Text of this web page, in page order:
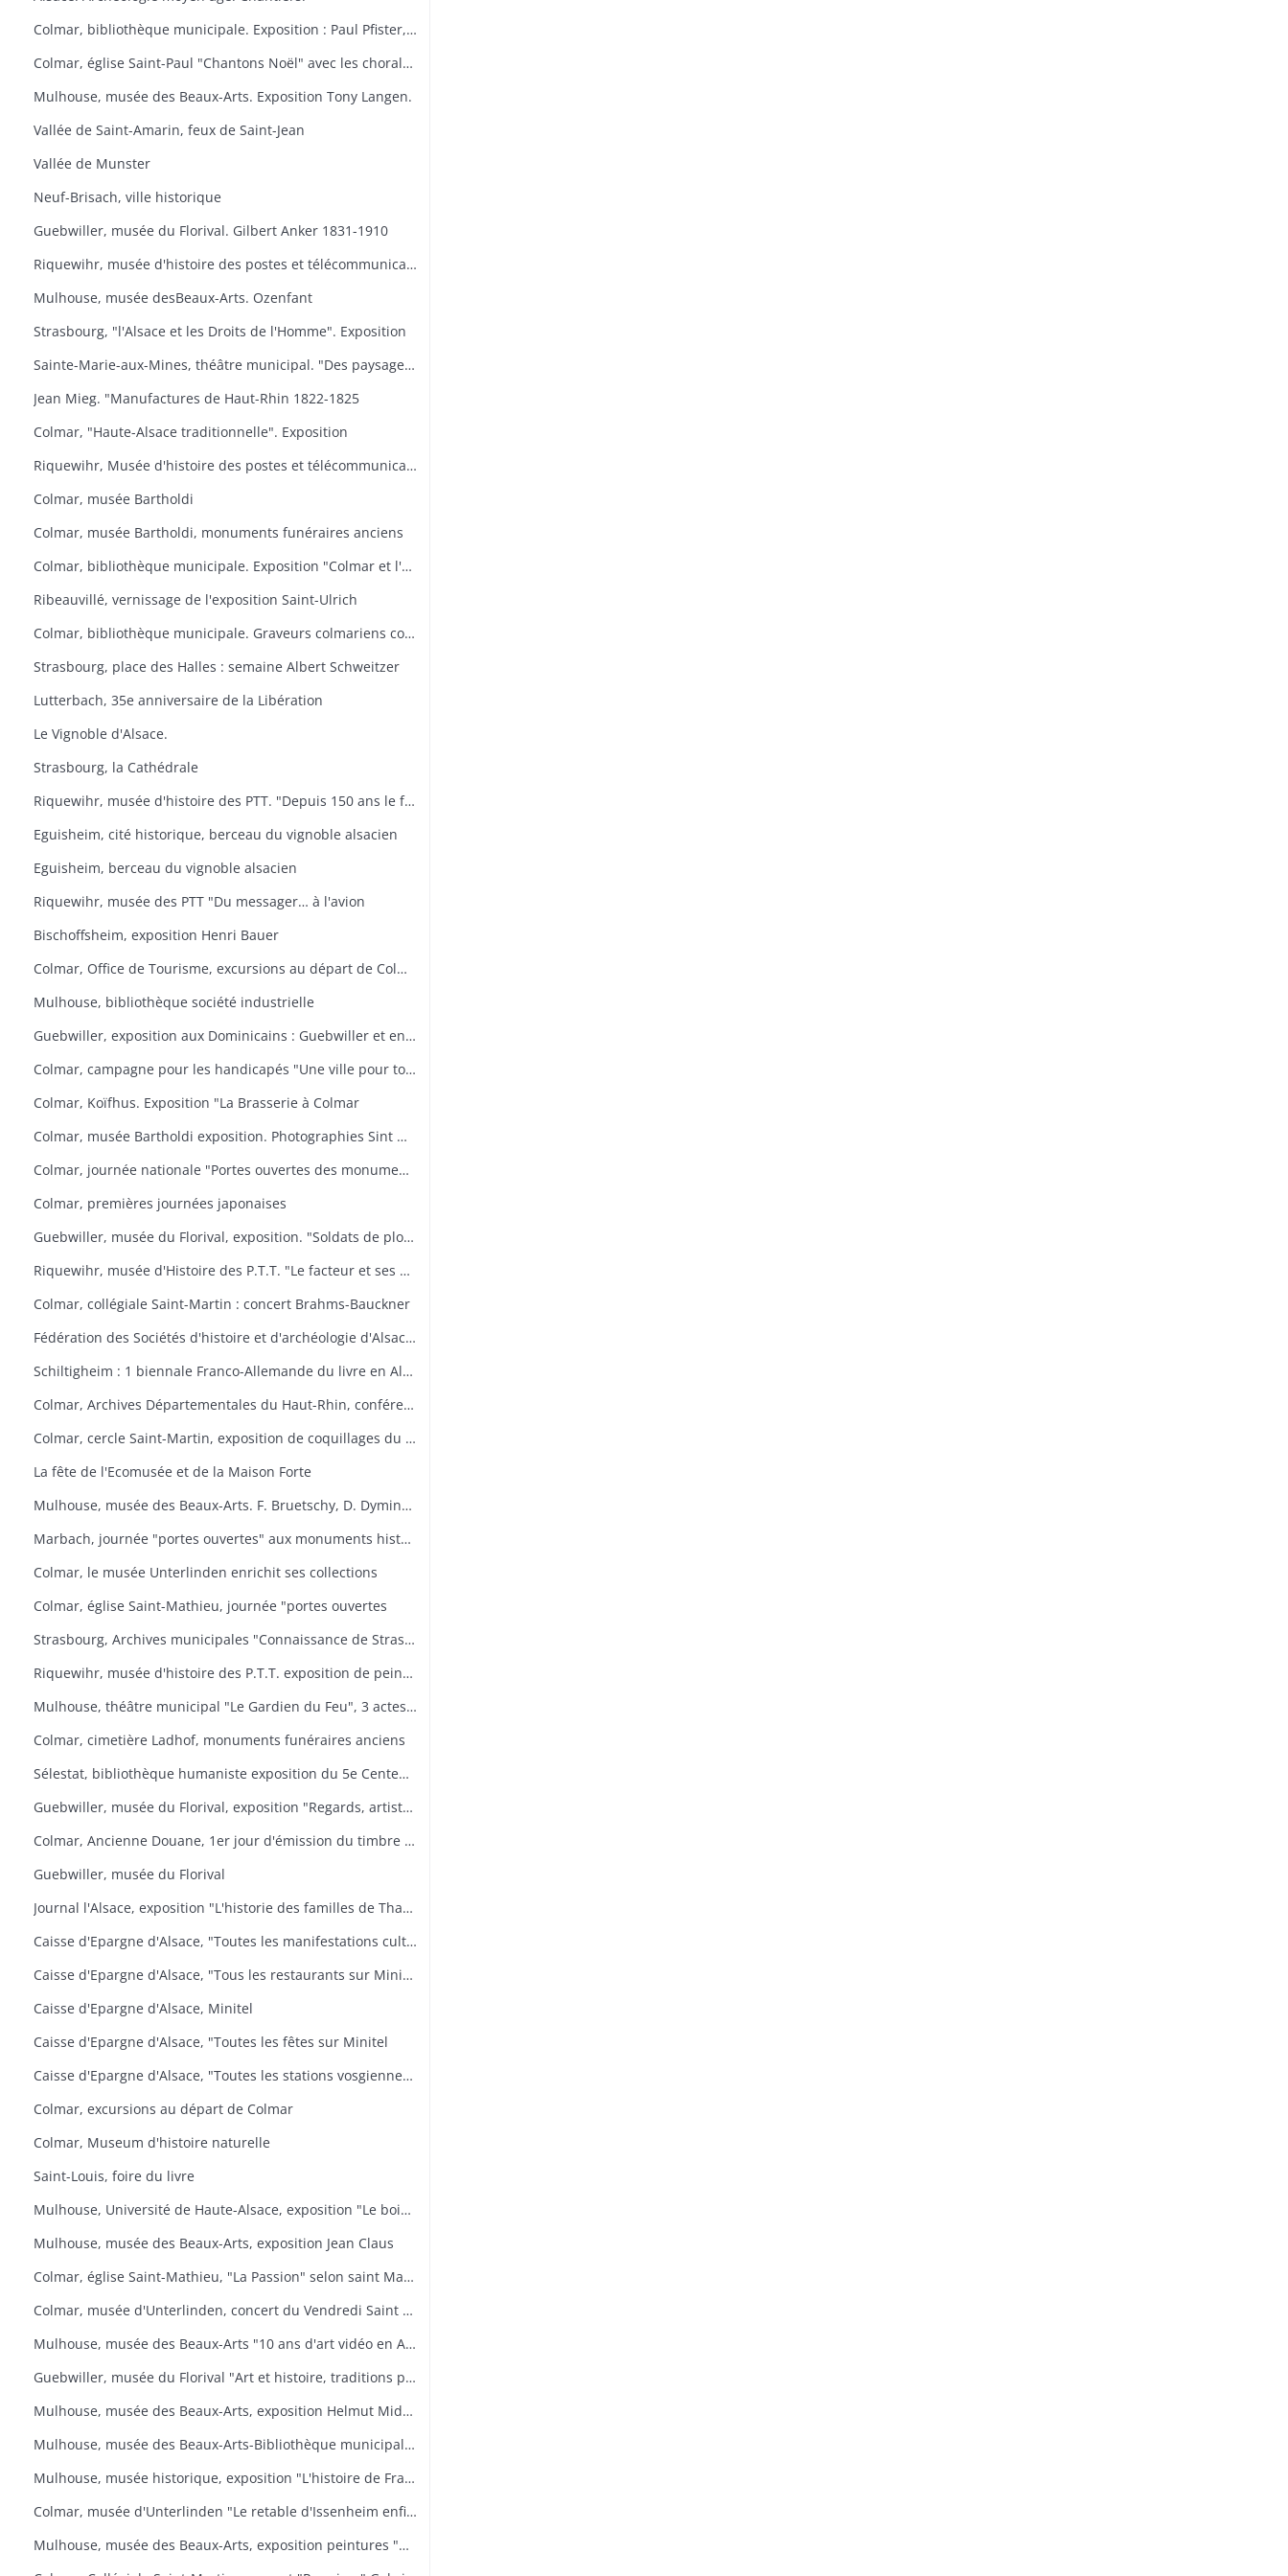
Colmar, bibliothèque municipale. Exposition : Paul Pfister, ex-libris e travaux littéraires.
Colmar, église Saint-Paul "Chantons Noël" avec les chorales "A Cœur Joie" de Colmar, la cantilene, la chanterie de l'école nationale de musique et les chorales scolaires d'Ingersheim.
Mulhouse, musée des Beaux-Arts. Exposition Tony Langen.
Vallée de Saint-Amarin, feux de Saint-Jean
Vallée de Munster
Neuf-Brisach, ville historique
Guebwiller, musée du Florival. Gilbert Anker 1831-1910
Riquewihr, musée d'histoire des postes et télécommunications, dernières acquisitions
Mulhouse, musée desBeaux-Arts. Ozenfant
Strasbourg, "l'Alsace et les Droits de l'Homme". Exposition
Sainte-Marie-aux-Mines, théâtre municipal. "Des paysages, des hommes, des traditions
Jean Mieg. "Manufactures de Haut-Rhin 1822-1825
Colmar, "Haute-Alsace traditionnelle". Exposition
Riquewihr, Musée d'histoire des postes et télécommunications. "Facteur ? L'Europe s'il-vous-plaît
Colmar, musée Bartholdi
Colmar, musée Bartholdi, monuments funéraires anciens
Colmar, bibliothèque municipale. Exposition "Colmar et l'Ex-lbiris
Ribeauvillé, vernissage de l'exposition Saint-Ulrich
Colmar, bibliothèque municipale. Graveurs colmariens contemporains
Strasbourg, place des Halles : semaine Albert Schweitzer
Lutterbach, 35e anniversaire de la Libération
Le Vignoble d'Alsace.
Strasbourg, la Cathédrale
Riquewihr, musée d'histoire des PTT. "Depuis 150 ans le facteur de campagne
Eguisheim, cité historique, berceau du vignoble alsacien
Eguisheim, berceau du vignoble alsacien
Riquewihr, musée des PTT "Du messager… à l'avion
Bischoffsheim, exposition Henri Bauer
Colmar, Office de Tourisme, excursions au départ de Colmar
Mulhouse, bibliothèque société industrielle
Guebwiller, exposition aux Dominicains : Guebwiller et environs
Colmar, campagne pour les handicapés "Une ville pour tous
Colmar, Koïfhus. Exposition "La Brasserie à Colmar
Colmar, musée Bartholdi exposition. Photographies Sint Niklaas
Colmar, journée nationale "Portes ouvertes des monuments historiques" (organisée par l'AREHC et le lycée Bartholdi)
Colmar, premières journées japonaises
Guebwiller, musée du Florival, exposition. "Soldats de plomb
Riquewihr, musée d'Histoire des P.T.T. "Le facteur et ses métamorphoses
Colmar, collégiale Saint-Martin : concert Brahms-Bauckner
Fédération des Sociétés d'histoire et d'archéologie d'Alsace : les monuments ruraux d'Alsace
Schiltigheim : 1 biennale Franco-Allemande du livre en Alsace
Colmar, Archives Départementales du Haut-Rhin, conférence : Yves Bisch "Cet homme à surveiller
Colmar, cercle Saint-Martin, exposition de coquillages du monde
La fête de l'Ecomusée et de la Maison Forte
Mulhouse, musée des Beaux-Arts. F. Bruetschy, D. Dyminski, C. Gebhardt, B. Latuner, J.F. Nourisson, J.-C. Wallios
Marbach, journée "portes ouvertes" aux monuments historiques
Colmar, le musée Unterlinden enrichit ses collections
Colmar, église Saint-Mathieu, journée "portes ouvertes
Strasbourg, Archives municipales "Connaissance de Strasbourg
Riquewihr, musée d'histoire des P.T.T. exposition de peintures sous-verre
Mulhouse, théâtre municipal "Le Gardien du Feu", 3 actes et 4 tableaux d'après le roman d'Anatole le Braz
Colmar, cimetière Ladhof, monuments funéraires anciens
Sélestat, bibliothèque humaniste exposition du 5e Centenaire de la mort de Jean Mentel
Guebwiller, musée du Florival, exposition "Regards, artistes connus et méconnus de la collection Pierre et Denise Levy
Colmar, Ancienne Douane, 1er jour d'émission du timbre poste Croix-Rouge
Guebwiller, musée du Florival
Journal l'Alsace, exposition "L'historie des familles de Thann, de sa seigneurie et du baillage de Saint Amarin
Caisse d'Epargne d'Alsace, "Toutes les manifestations culturelles sur Minitel
Caisse d'Epargne d'Alsace, "Tous les restaurants sur Minitel
Caisse d'Epargne d'Alsace, Minitel
Caisse d'Epargne d'Alsace, "Toutes les fêtes sur Minitel
Caisse d'Epargne d'Alsace, "Toutes les stations vosgiennes sur Minitel
Colmar, excursions au départ de Colmar
Colmar, Museum d'histoire naturelle
Saint-Louis, foire du livre
Mulhouse, Université de Haute-Alsace, exposition "Le bois, un art de vivre
Mulhouse, musée des Beaux-Arts, exposition Jean Claus
Colmar, église Saint-Mathieu, "La Passion" selon saint Matthieu
Colmar, musée d'Unterlinden, concert du Vendredi Saint "La Passion selon saint Jean
Mulhouse, musée des Beaux-Arts "10 ans d'art vidéo en Allemagne, 1976-1986
Guebwiller, musée du Florival "Art et histoire, traditions populaires céramiques" de Théodore Deck
Mulhouse, musée des Beaux-Arts, exposition Helmut Middendorf
Mulhouse, musée des Beaux-Arts-Bibliothèque municipale "Danses macabres de Dürer à Dali" Collection de l'Université de Düsseldorf "L'homme et la mort
Mulhouse, musée historique, exposition "L'histoire de France illustrée
Colmar, musée d'Unterlinden "Le retable d'Issenheim enfin complet
Mulhouse, musée des Beaux-Arts, exposition peintures "Aime-moi